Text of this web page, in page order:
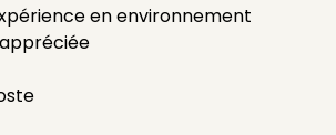
en environnement